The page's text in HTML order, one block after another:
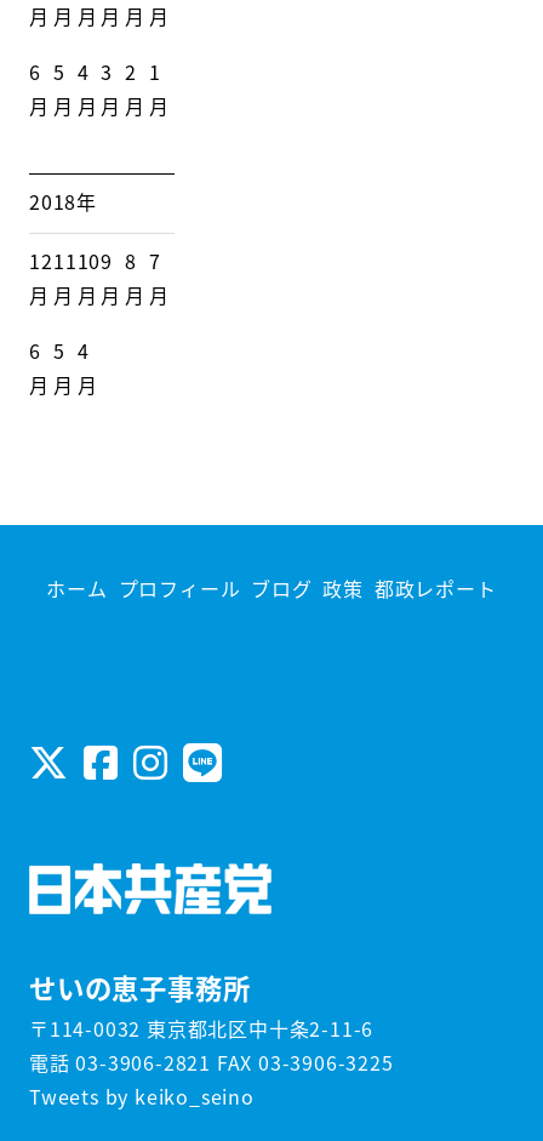
月 月 月 月 月 月
6
月
5
月
4
月
3
月
2
月
1
月
2018年
12
月
11
月
10
月
9
月
8
月
7
月
6
月
5
月
4
月
ホーム プロフィール ブログ 政策 都政レポート
せいの恵子事務所
〒114-0032 東京都北区中十条2-11-6
電話 03-3906-2821 FAX 03-3906-3225
Tweets by keiko_seino